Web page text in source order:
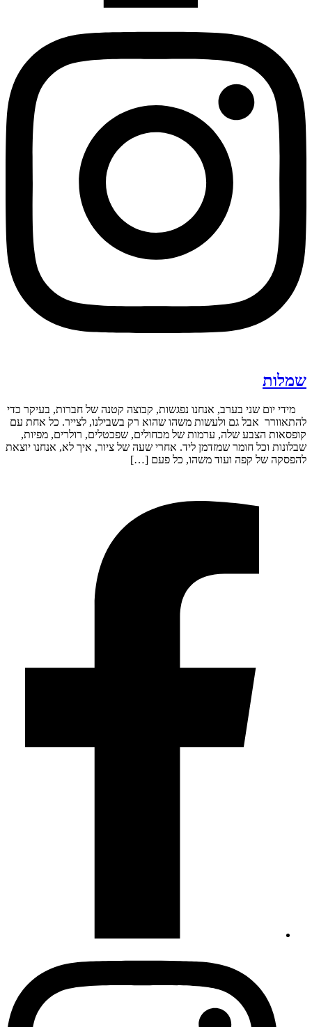
שמלות
מידי יום שני בערב, אנחנו נפגשות, קבוצה קטנה של חברות, בעיקר כדי
להתאוורר אבל גם ולעשות משהו שהוא רק בשבילנו, לצייר. כל אחת עם
קופסאות הצבע שלה, ערמות של מכחולים, שפכטלים, רולרים, מפיות,
שבלונות וכל חומר שמזדמן ליד. אחרי שעה של ציור, איך לא, אנחנו יוצאת
להפסקה של קפה ועוד משהו, כל פעם […]